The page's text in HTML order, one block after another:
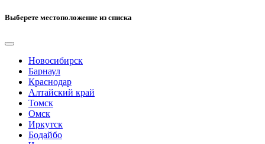
Выберете местоположение из списка
Новосибирск
Барнаул
Краснодар
Алтайский край
Томск
Омск
Иркутск
Бодайбо